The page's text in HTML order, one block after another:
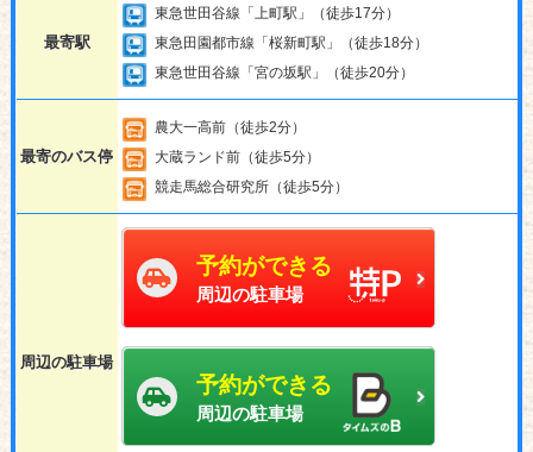
最寄駅
東急世田谷線「上町駅」（徒歩17分）
東急田園都市線「桜新町駅」（徒歩18分）
東急世田谷線「宮の坂駅」（徒歩20分）
最寄のバス停
農大一高前（徒歩2分）
大蔵ランド前（徒歩5分）
競走馬総合研究所（徒歩5分）
周辺の駐車場
予約ができる
周辺の駐車場
予約ができる
周辺の駐車場